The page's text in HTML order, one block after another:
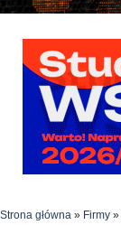
Strona główna » Firmy »